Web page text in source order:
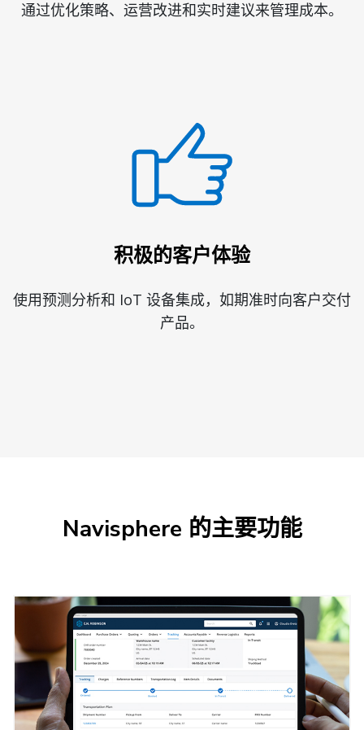
通过优化策略、运营改进和实时建议来管理成本。
积极的客户体验
使用预测分析和 IoT 设备集成，如期准时向客户交付
产品。
Navisphere 的主要功能